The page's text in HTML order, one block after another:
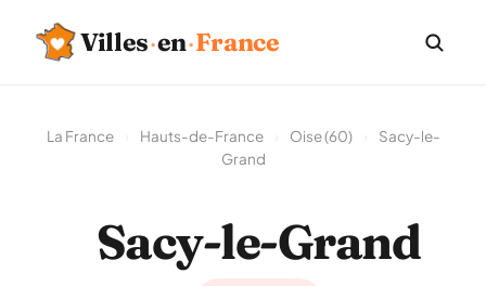
Villes·en·France
La France Hauts-de-France Oise (60)
Sacy-le-
Grand
Sacy-le-Grand